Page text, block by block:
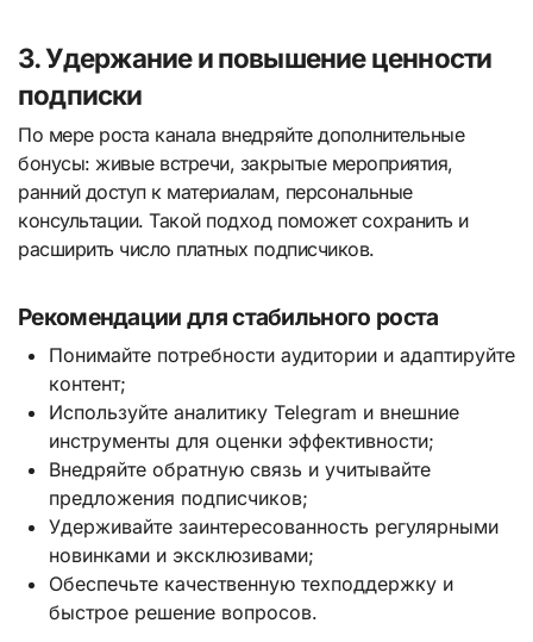
3. Удержание и повышение ценности
подписки
По мере роста канала внедряйте дополнительные
бонусы: живые встречи, закрытые мероприятия,
ранний доступ к материалам, персональные
консультации. Такой подход поможет сохранить и
расширить число платных подписчиков.
Рекомендации для стабильного роста
Понимайте потребности аудитории и адаптируйте
контент;
Используйте аналитику Telegram и внешние
инструменты для оценки эффективности;
Внедряйте обратную связь и учитывайте
предложения подписчиков;
Удерживайте заинтересованность регулярными
новинками и эксклюзивами;
Обеспечьте качественную техподдержку и
быстрое решение вопросов.